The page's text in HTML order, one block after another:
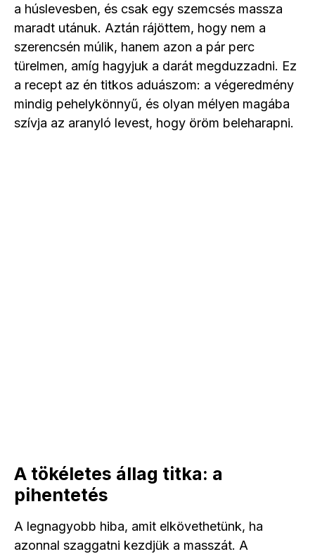
a húslevesben, és csak egy szemcsés massza
maradt utánuk. Aztán rájöttem, hogy nem a
szerencsén múlik, hanem azon a pár perc
türelmen, amíg hagyjuk a darát megduzzadni. Ez
a recept az én titkos aduászom: a végeredmény
mindig pehelykönnyű, és olyan mélyen magába
szívja az aranyló levest, hogy öröm beleharapni.
A tökéletes állag titka: a
pihentetés
A legnagyobb hiba, amit elkövethetünk, ha
azonnal szaggatni kezdjük a masszát. A